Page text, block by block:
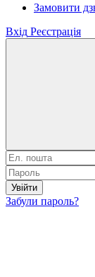
Замовити
Вхід Реєстрація
Увійти
Забули пароль?